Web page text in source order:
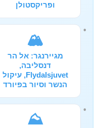
ופריקסטולן
🏔️
מגיירנגר: אל הר
דנסליבה,
Flydalsjuvet, עיקול
הנשר וסיור בפיורד
⛰️